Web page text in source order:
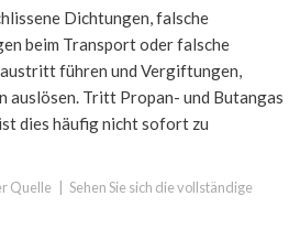
Dichtungen, falsche
beim Transport oder falsche
führen und Vergiftungen,
auslösen. Tritt Propan- und Butangas
dies häufig nicht sofort zu
Quelle Sehen Sie sich die vollständige